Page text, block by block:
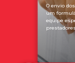
O envio
um
equipe